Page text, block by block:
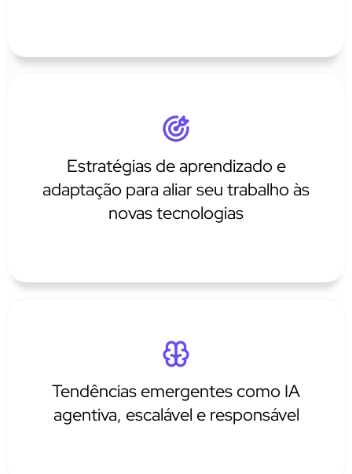
Estratégias de aprendizado e
adaptação para aliar seu trabalho às
novas tecnologias
Tendências emergentes como IA
agentiva, escalável e responsável